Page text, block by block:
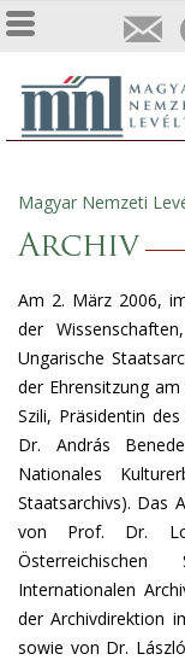
Sie
sind
hier
Magyar Nemzeti
Archiv
Am 2. März 2006,
der
Ungarische
der Ehrensitzung
Szili, Präsidentin
Dr. András
Nationales
Staatsarchivs). Das
von Prof. Dr.
Internationalen
der Archivdirektion
sowie von Dr.